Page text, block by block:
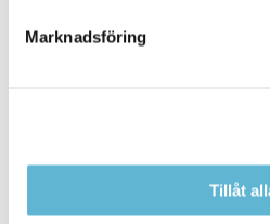
Marknadsföring
Tillåt
Postadress
Box 18, 295 21 Bromölla